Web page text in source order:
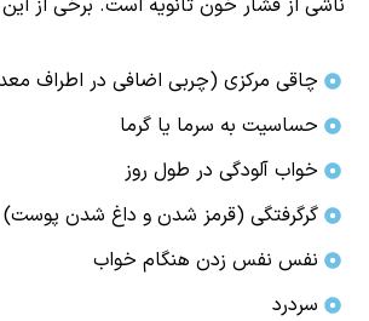
چاقی مرکزی (چربی اضافی در اطراف
حساسیت به سرما یا گرما
خواب آلودگی در طول روز
گرگرفتگی (قرمز شدن و داغ شدن پوست)
نفس نفس زدن هنگام خواب
سردرد